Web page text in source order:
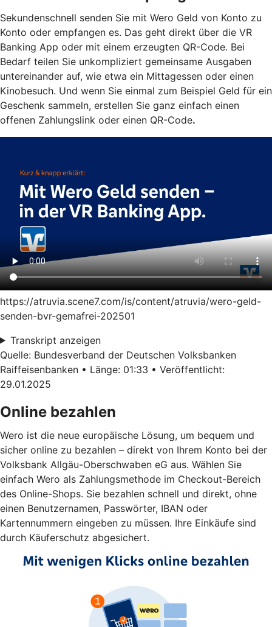
Sekundenschnell senden Sie mit Wero Geld von Konto zu
Konto oder empfangen es. Das geht direkt über die VR
Banking App oder mit einem erzeugten QR-Code. Bei
Bedarf teilen Sie unkompliziert gemeinsame Ausgaben
untereinander auf, wie etwa ein Mittagessen oder einen
Kinobesuch. Und wenn Sie einmal zum Beispiel Geld für ein
Geschenk sammeln, erstellen Sie ganz einfach einen
offenen Zahlungslink oder einen QR-Code.
https://atruvia.scene7.com/is/content/atruvia/wero-geld-
senden-bvr-gemafrei-202501
Transkript anzeigen
Quelle: Bundesverband der Deutschen Volksbanken
Raiffeisenbanken • Länge: 01:33 • Veröffentlicht:
29.01.2025
Online bezahlen
Wero ist die neue europäische Lösung, um bequem und
sicher online zu bezahlen – direkt von Ihrem Konto bei der
Volksbank Allgäu-Oberschwaben eG aus. Wählen Sie
einfach Wero als Zahlungsmethode im Checkout-Bereich
des Online-Shops. Sie bezahlen schnell und direkt, ohne
einen Benutzernamen, Passwörter, IBAN oder
Kartennummern eingeben zu müssen. Ihre Einkäufe sind
durch Käuferschutz abgesichert.